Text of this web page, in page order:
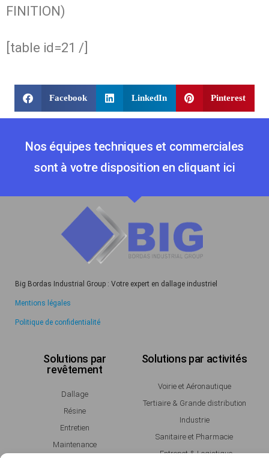
FINITION)
[table id=21 /]
Facebook LinkedIn Pinterest
Nos équipes techniques et commerciales
sont à votre disposition en cliquant ici
Big Bordas Industrial Group : Votre expert en dallage industriel
Mentions légales
Politique de confidentialité
Solutions par
revêtement
Dallage
Résine
Entretien
Maintenance
Solutions par activités
Voirie et Aéronautique
Tertiaire & Grande distribution
Industrie
Sanitaire et Pharmacie
Entrepot & Logistique